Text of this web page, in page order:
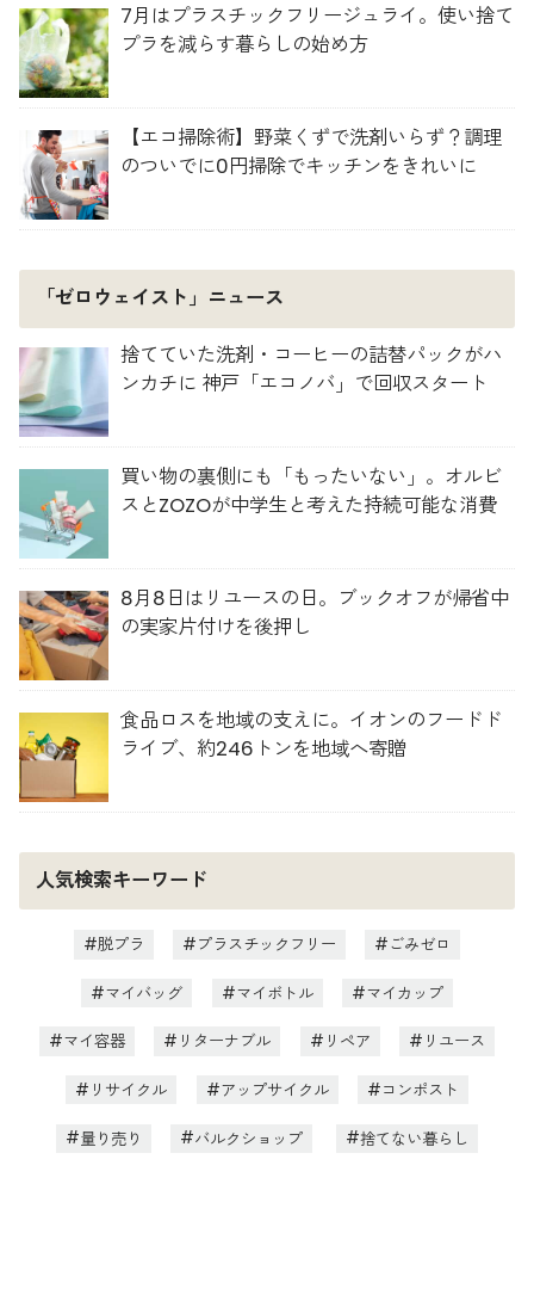
7月はプラスチックフリージュライ。使い捨て
プラを減らす暮らしの始め方
【エコ掃除術】野菜くずで洗剤いらず？調理
のついでに0円掃除でキッチンをきれいに
「ゼロウェイスト」ニュース
捨てていた洗剤・コーヒーの詰替パックがハ
ンカチに 神戸「エコノバ」で回収スタート
買い物の裏側にも「もったいない」。オルビ
スとZOZOが中学生と考えた持続可能な消費
8月8日はリユースの日。ブックオフが帰省中
の実家片付けを後押し
食品ロスを地域の支えに。イオンのフードド
ライブ、約246トンを地域へ寄贈
人気検索キーワード
脱プラ プラスチックフリー ごみゼロ
マイバッグ マイボトル マイカップ
マイ容器 リターナブル リペア リユース
リサイクル アップサイクル コンポスト
量り売り バルクショップ 捨てない暮らし